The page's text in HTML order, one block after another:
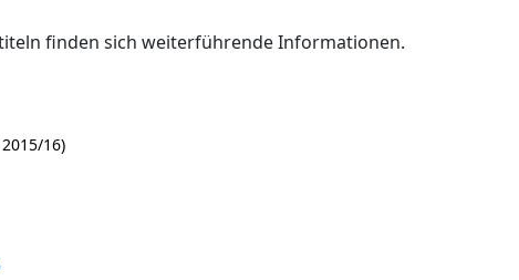
finden sich weiterführende Informationen.
16)